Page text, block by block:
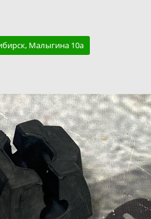
Малыгина 10а